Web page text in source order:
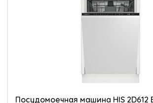
Посудомоечная машина HIS 2D612